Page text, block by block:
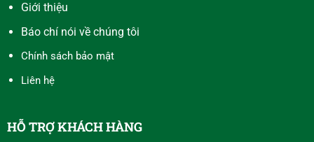
Giới thiệu
Báo chí nói về chúng tôi
Chính sách bảo mật
Liên hệ
HỖ TRỢ KHÁCH HÀNG